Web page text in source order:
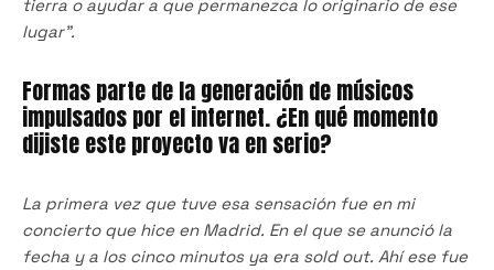
tierra o ayudar a que permanezca lo originario de ese
lugar”.
Formas parte de la generación de músicos
impulsados por el internet. ¿En qué momento
dijiste este proyecto va en serio?
La primera vez que tuve esa sensación fue en mi
concierto que hice en Madrid. En el que se anunció la
fecha y a los cinco minutos ya era sold out. Ahí ese fue